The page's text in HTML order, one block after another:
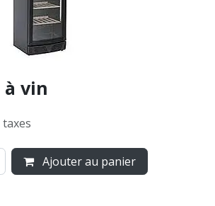
à vin
Ajouter au panier